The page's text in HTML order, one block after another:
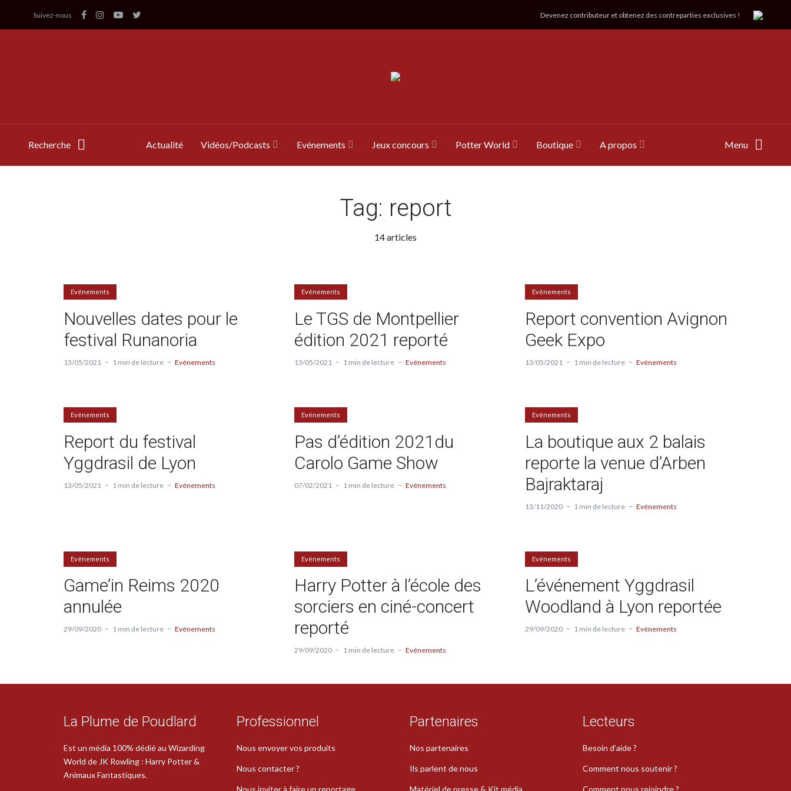
Suivez-nous Devenez contributeur et obtenez des contreparties exclusives !
Recherche Actualité Vidéos/Podcasts Evénements Jeux concours Potter World Boutique A propos Menu
Tag: report
14 articles
Evénements
Nouvelles dates pour le
festival Runanoria
13/05/2021 1 min de lecture Evénements
Evénements
Le TGS de Montpellier
édition 2021 reporté
13/05/2021 1 min de lecture Evénements
Evénements
Report convention Avignon
Geek Expo
13/05/2021 1 min de lecture Evénements
Evénements
Report du festival
Yggdrasil de Lyon
13/05/2021 1 min de lecture Evénements
Evénements
Pas d’édition 2021du
Carolo Game Show
07/02/2021 1 min de lecture Evénements
Evénements
La boutique aux 2 balais
reporte la venue d’Arben
Bajraktaraj
13/11/2020 1 min de lecture Evénements
Evénements
Game’in Reims 2020
annulée
29/09/2020 1 min de lecture Evénements
Evénements
Harry Potter à l’école des
sorciers en ciné-concert
reporté
29/09/2020 1 min de lecture Evénements
Evénements
L’événement Yggdrasil
Woodland à Lyon reportée
29/09/2020 1 min de lecture Evénements
La Plume de Poudlard
Est un média 100% dédié au Wizarding
World de JK Rowling : Harry Potter &
Animaux Fantastiques.
Professionnel
Nous envoyer vos produits
Nous contacter ?
Partenaires
Nos partenaires
Ils parlent de nous
Lecteurs
Besoin d’aide ?
Comment nous soutenir ?